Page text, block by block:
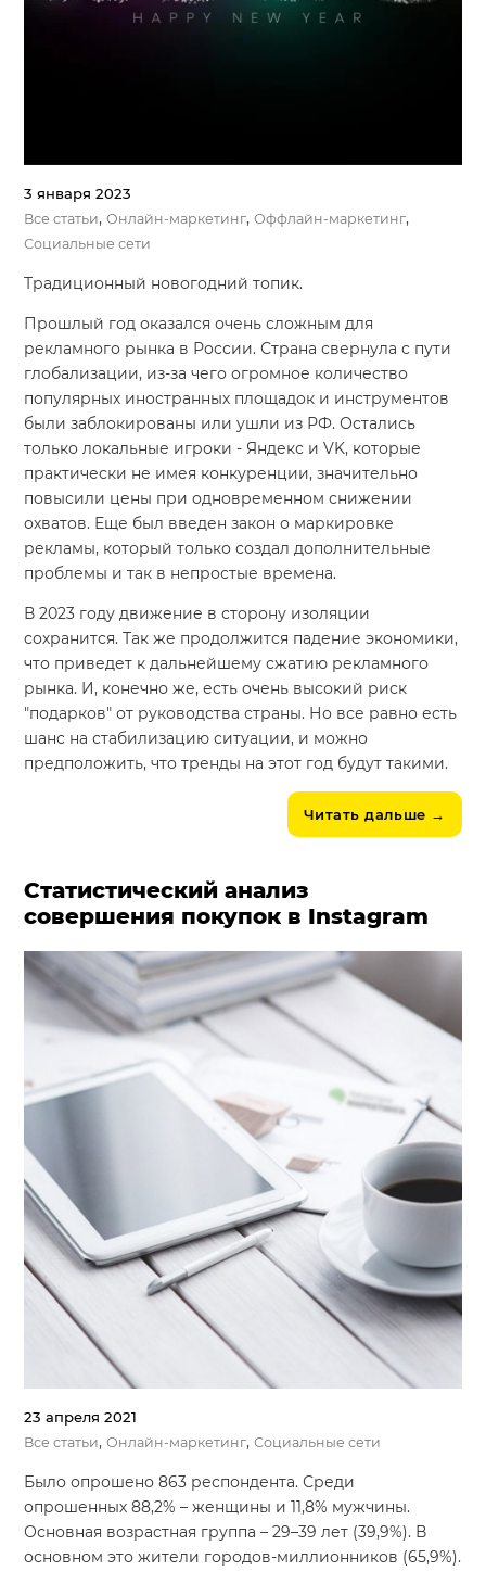
Акции
Проекты
Блог
Контакты
3 января 2023
Все статьи,Онлайн-маркетинг,Оффлайн-маркетинг,
Социальные сети
Традиционный новогодний топик.
Прошлый год оказался очень сложным для
рекламного рынка в России. Страна свернула с пути
глобализации, из-за чего огромное количество
популярных иностранных площадок и инструментов
были заблокированы или ушли из РФ. Остались
только локальные игроки - Яндекс и VK, которые
практически не имея конкуренции, значительно
повысили цены при одновременном снижении
охватов. Еще был введен закон о маркировке
рекламы, который только создал дополнительные
проблемы и так в непростые времена.
В 2023 году движение в сторону изоляции
сохранится. Так же продолжится падение экономики,
что приведет к дальнейшему сжатию рекламного
рынка. И, конечно же, есть очень высокий риск
"подарков" от руководства страны. Но все равно есть
шанс на стабилизацию ситуации, и можно
предположить, что тренды на этот год будут такими.
Читать дальше →
Статистический анализ
совершения покупок в Instagram
23 апреля 2021
Все статьи,Онлайн-маркетинг,Социальные сети
Было опрошено 863 респондента. Среди
опрошенных 88,2% – женщины и 11,8% мужчины.
Основная возрастная группа – 29–39 лет (39,9%). В
основном это жители городов-миллионников (65,9%).